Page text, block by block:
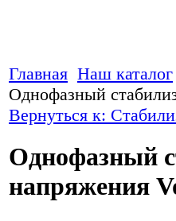
Главная Наш каталог
Однофазный
Вернуться к:
Однофазный
напряжения